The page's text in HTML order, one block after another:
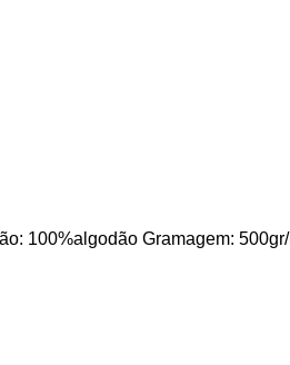
100%algodão Gramagem: